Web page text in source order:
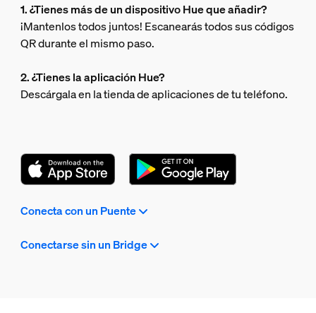
1. ¿Tienes más de un dispositivo Hue que añadir?
¡Mantenlos todos juntos! Escanearás todos sus códigos
QR durante el mismo paso.
2. ¿Tienes la aplicación Hue?
Descárgala en la tienda de aplicaciones de tu teléfono.
Conecta con un Puente
Conectarse sin un Bridge